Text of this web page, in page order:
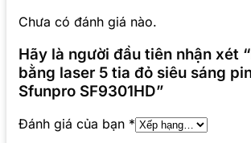
Chưa có đánh giá nào.
Hãy là người đầu tiên nhận xét
bằng laser 5 tia đỏ siêu sáng
Sfunpro SF9301HD”
Đánh giá của bạn *